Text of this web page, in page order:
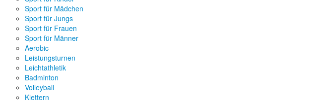
Sport für Mädchen
Sport für Jungs
Sport für Frauen
Sport für Männer
Aerobic
Leistungsturnen
Leichtathletik
Badminton
Volleyball
Klettern